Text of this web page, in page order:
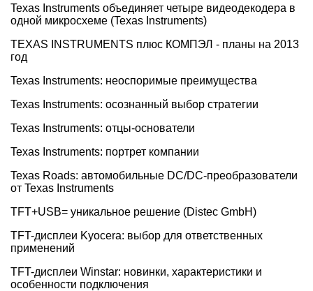
Texas Instruments объединяет четыре видеодекодера в
одной микросхеме (Texas Instruments)
TEXAS INSTRUMENTS плюс КОМПЭЛ - планы на 2013
год
Texas Instruments: неоспоримые преимущества
Texas Instruments: осознанный выбор стратегии
Texas Instruments: отцы-основатели
Texas Instruments: портрет компании
Texas Roads: автомобильные DC/DC-преобразователи
от Texas Instruments
TFT+USB= уникальное решение (Distec GmbH)
TFT-дисплеи Kyocera: выбор для ответственных
применений
TFT-дисплеи Winstar: новинки, характеристики и
особенности подключения